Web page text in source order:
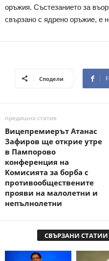
оръжия. Състезанието за
свързано с ядрено оръжие, е
Сподели
предишна статия
Вицепремиерът Атанас
Зафиров ще открие утре
в Пампорово
конференция на
Комисията за борба с
противообществените
прояви на малолетни и
непълнолетни
СВЪРЗАНИ СТАТИИ